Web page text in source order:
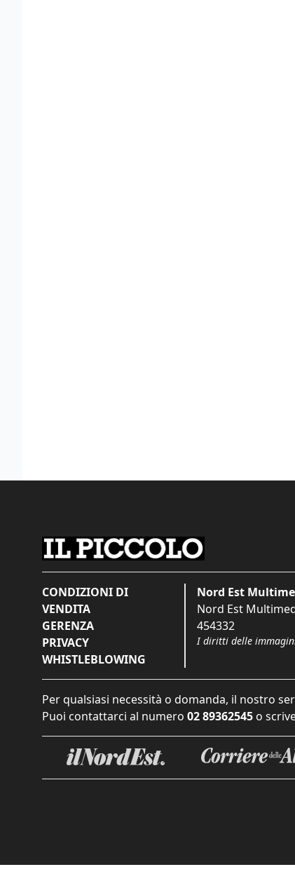
CONDIZIONI DI
VENDITA
GERENZA
PRIVACY
WHISTLEBLOWING
Nord Est
Nord Est
454332
I diritti delle
Per qualsiasi necessità o domanda, il nostro
Puoi contattarci al numero 02 89362545 o